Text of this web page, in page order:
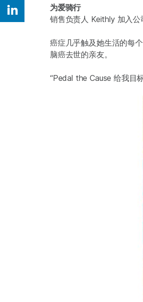
为爱骑行
销售负责人 Keithly 加入公
癌症几乎触及她生活的每
脑癌去世的亲友。
“Pedal the Cause 给我目
Share on Linkedin